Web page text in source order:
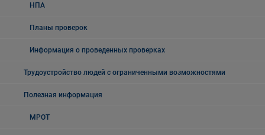
НПА
Планы проверок
Информация о проведенных проверках
Трудоустройство людей с ограниченными возможностями
Полезная информация
МРОТ